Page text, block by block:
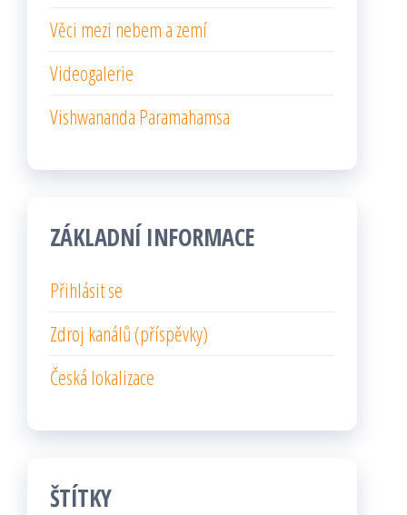
Věci mezi nebem a zemí
Videogalerie
Vishwananda Paramahamsa
ZÁKLADNÍ INFORMACE
Přihlásit se
Zdroj kanálů (příspěvky)
Česká lokalizace
ŠTÍTKY